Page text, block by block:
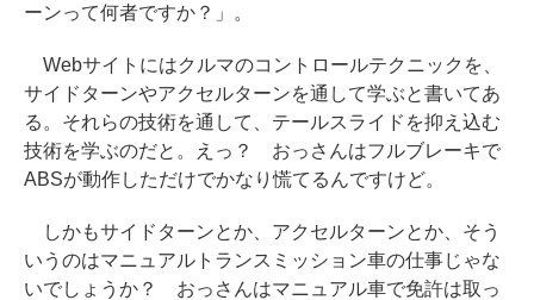
ーンって何者ですか？」。
Webサイトにはクルマのコントロールテクニックを、
サイドターンやアクセルターンを通して学ぶと書いてあ
る。それらの技術を通して、テールスライドを抑え込む
技術を学ぶのだと。えっ？ おっさんはフルブレーキで
ABSが動作しただけでかなり慌てるんですけど。
しかもサイドターンとか、アクセルターンとか、そう
いうのはマニュアルトランスミッション車の仕事じゃな
いでしょうか？ おっさんはマニュアル車で免許は取っ